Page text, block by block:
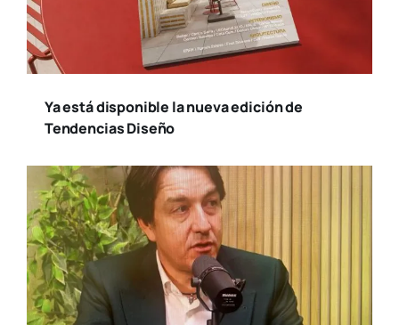
Ya está disponible la nueva edición de
Tendencias Diseño